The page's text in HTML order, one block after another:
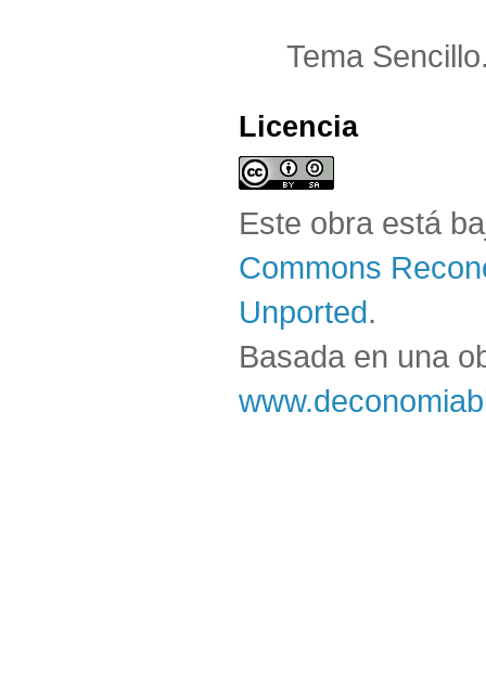
Tema
Licencia
Este obra está
Commons
Unported.
Basada en una